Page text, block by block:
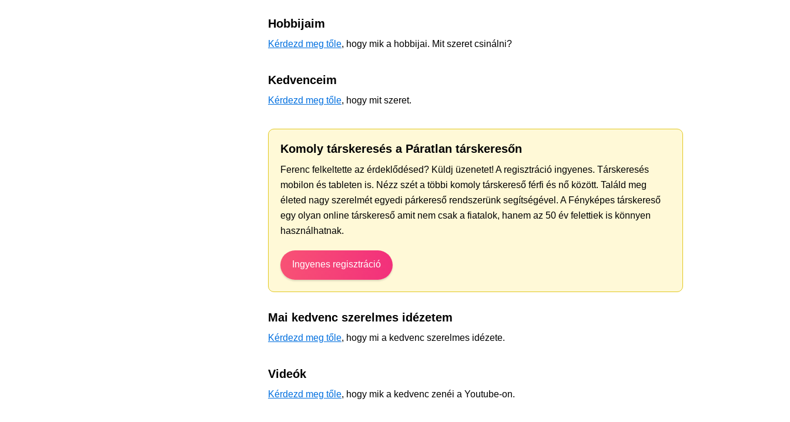
Hobbijaim
Kérdezd meg tőle, hogy mik a hobbijai. Mit szeret csinálni?
Kedvenceim
Kérdezd meg tőle, hogy mit szeret.
Komoly társkeresés a Páratlan társkeresőn
Ferenc felkeltette az érdeklődésed? Küldj üzenetet! A regisztráció ingyenes. Társkeresés
mobilon és tableten is. Nézz szét a többi komoly társkereső férfi és nő között. Találd meg
életed nagy szerelmét egyedi párkereső rendszerünk segítségével. A Fényképes társkereső
egy olyan online társkereső amit nem csak a fiatalok, hanem az 50 év felettiek is könnyen
használhatnak.
Ingyenes regisztráció
Mai kedvenc szerelmes idézetem
Kérdezd meg tőle, hogy mi a kedvenc szerelmes idézete.
Videók
Kérdezd meg tőle, hogy mik a kedvenc zenéi a Youtube-on.